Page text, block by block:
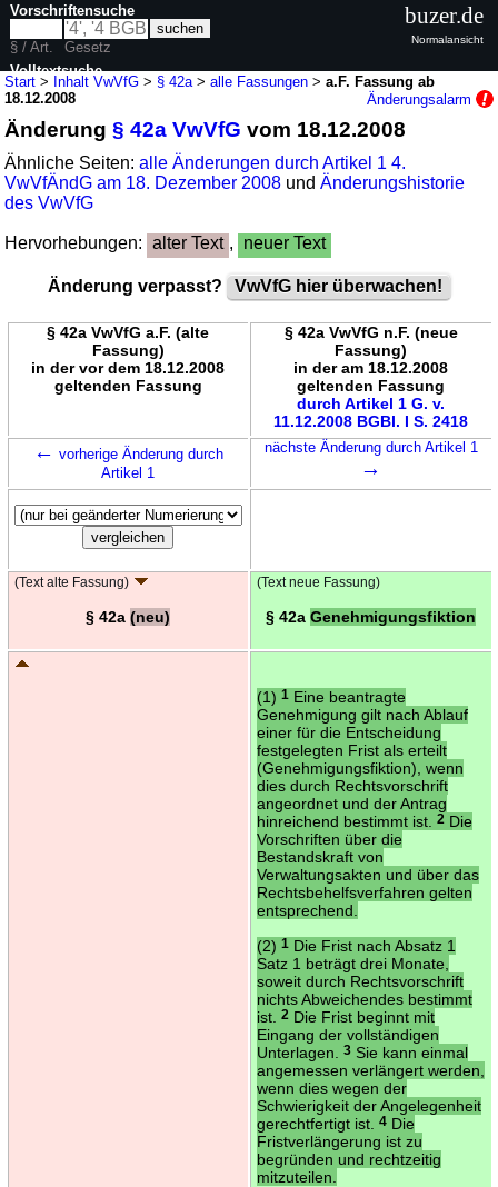
Start > Inhalt VwVfG > § 42a >alle Fassungen >a.F. Fassung ab
18.12.2008
Änderungsalarm
Änderung§ 42a VwVfG vom 18.12.2008
Ähnliche Seiten:alle Änderungen durch Artikel 1 4.
VwVfÄndG am 18. Dezember 2008 undÄnderungshistorie
des VwVfG
Hervorhebungen: alter Text , neuer Text
Änderung verpasst? VwVfG hier überwachen!
§ 42a VwVfG a.F. (alte
Fassung)
in der vor dem 18.12.2008
geltenden Fassung
§ 42a VwVfG n.F. (neue
Fassung)
in der am 18.12.2008
geltenden Fassung
durch Artikel 1 G. v.
11.12.2008 BGBl. I S. 2418
← vorherige Änderung durch
Artikel 1
nächste Änderung durch Artikel 1
→
(Text alte Fassung)
§ 42a (neu)
(Text neue Fassung)
§ 42a Genehmigungsfiktion
(1) 1Eine beantragte
Genehmigung gilt nach Ablauf
einer für die Entscheidung
festgelegten Frist als erteilt
(Genehmigungsfiktion), wenn
dies durch Rechtsvorschrift
angeordnet und der Antrag
hinreichend bestimmt ist.
2Die
Vorschriften über die
Bestandskraft von
Verwaltungsakten und über das
Rechtsbehelfsverfahren gelten
entsprechend.
(2) 1Die Frist nach Absatz 1
Satz 1 beträgt drei Monate,
soweit durch Rechtsvorschrift
nichts Abweichendes bestimmt
ist.
2Die Frist beginnt mit
Eingang der vollständigen
Unterlagen.
3Sie kann einmal
angemessen verlängert werden,
wenn dies wegen der
Schwierigkeit der Angelegenheit
gerechtfertigt ist.
4Die
Fristverlängerung ist zu
begründen und rechtzeitig
mitzuteilen.
Vorschriftensuche
§ / Art.
Gesetz
Volltextsuche
buzer.de
Normalansicht